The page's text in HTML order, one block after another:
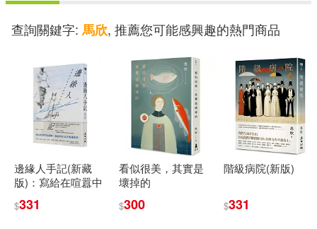
(7)
市川晴子(7) 席慕蓉(7)
張燕(7) 張雷聲(7)
愛看天(7) 明日工作室(7)
漫遊者文化(28)
重慶大學出版社(28)
黃山書社(28) ベルハウス(27)
ペンギンパレード(27)
內蒙古人民出版社(27)
查詢關鍵字: 馬欣, 推薦您可能感興趣的熱門商品
邊緣人手記(新藏
版)：寫給在喧囂中
$331
看似很美，其實是
壞掉的
$300
階級病院(新版)
$331